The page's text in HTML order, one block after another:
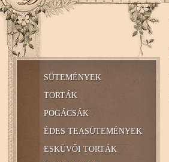
SÜTEMÉNYEK
TORTÁK
POGÁCSÁK
ÉDES TEASÜTEMÉNYEK
ESKÜVŐI TORTÁK